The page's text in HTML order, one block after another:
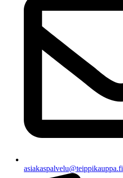
asiakaspalvelu@teippikauppa.fi